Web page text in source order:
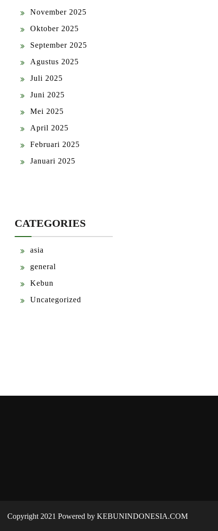
November 2025
Oktober 2025
September 2025
Agustus 2025
Juli 2025
Juni 2025
Mei 2025
April 2025
Februari 2025
Januari 2025
CATEGORIES
asia
general
Kebun
Uncategorized
Copyright 2021 Powered by KEBUNINDONESIA.COM